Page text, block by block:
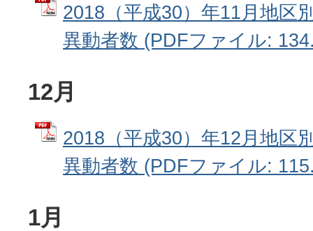
2018（平成30）年11月地区
異動者数 (PDFファイル:
12月
2018（平成30）年12月地区
異動者数 (PDFファイル:
1月